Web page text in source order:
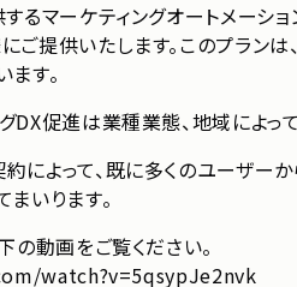
るマーケティングオートメーシ
ご提供いたします。このプラン
す。
DX促進は業種業態、地域によ
によって、既に多くのユーザ
いります。
の動画をご覧ください。
watch?v=5qsypJe2nvk